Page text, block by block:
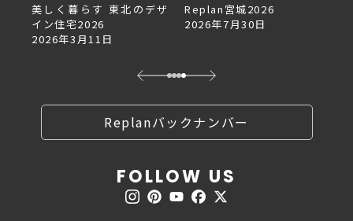
美しく暮らす 東北のデザ
イン住宅2026
2026年3月11日
Replan宮城2026
2026年7月30日
Replanバックナンバー
FOLLOW US